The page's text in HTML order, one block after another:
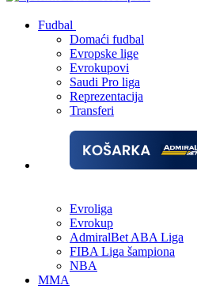
Fudbal
Domaći fudbal
Evropske lige
Evrokupovi
Saudi Pro liga
Reprezentacija
Transferi
Evroliga
Evrokup
AdmiralBet ABA Liga
FIBA Liga šampiona
NBA
MMA